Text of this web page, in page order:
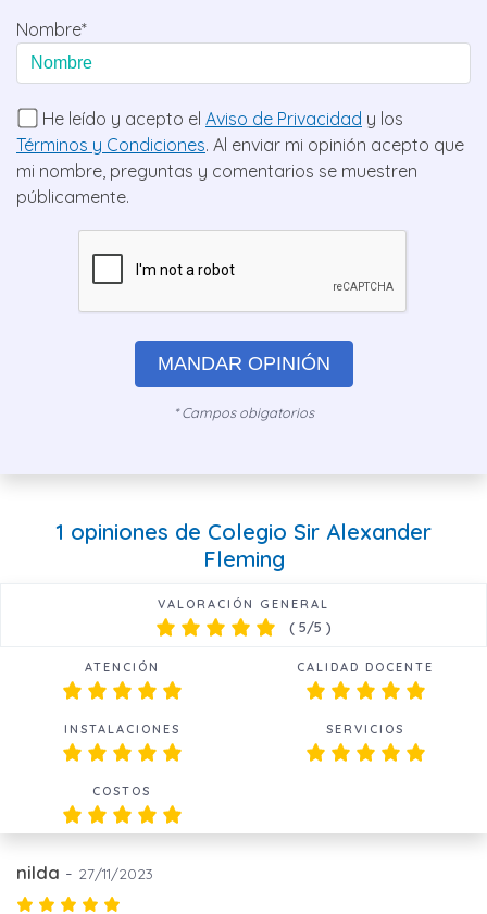
Nombre*
He leído y acepto el Aviso de Privacidad y los
Términos y Condiciones. Al enviar mi opinión acepto que
mi nombre, preguntas y comentarios se muestren
públicamente.
MANDAR OPINIÓN
* Campos obigatorios
1 opiniones de Colegio Sir Alexander
Fleming
VALORACIÓN GENERAL
( 5/5 )
ATENCIÓN CALIDAD DOCENTE
INSTALACIONES SERVICIOS
COSTOS
nilda - 27/11/2023